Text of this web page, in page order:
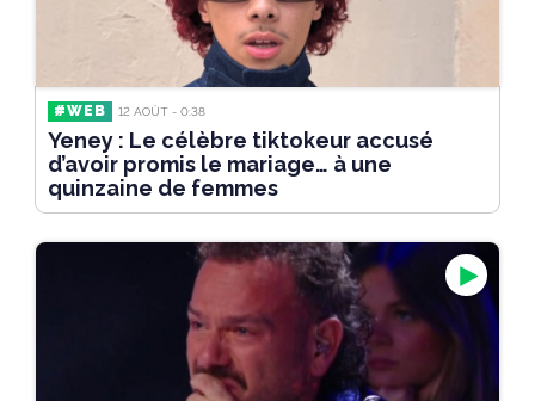
#WEB 12 AOÛT - 0:38
Yeney : Le célèbre tiktokeur accusé
d’avoir promis le mariage… à une
quinzaine de femmes